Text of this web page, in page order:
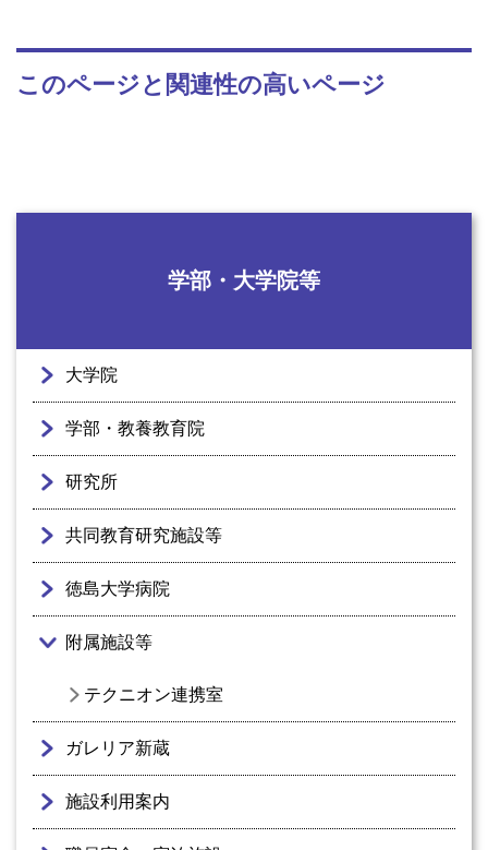
このページと関連性の高いページ
学部・大学院等
大学院
学部・教養教育院
研究所
共同教育研究施設等
徳島大学病院
附属施設等
テクニオン連携室
ガレリア新蔵
施設利用案内